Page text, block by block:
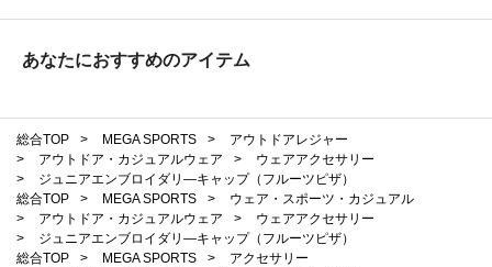
あなたにおすすめのアイテム
総合TOP > MEGA SPORTS >
アウトドアレジャー
>
アウトドア・カジュアルウェア >
ウェアアクセサリー
>
ジュニアエンブロイダリ―キャップ（フルーツピザ）
総合TOP
> MEGA SPORTS >
ウェア・スポーツ・カジュアル
>
アウトドア・カジュアルウェア >
ウェアアクセサリー
>
ジュニアエンブロイダリ―キャップ（フルーツピザ）
総合TOP
> MEGA SPORTS >
アクセサリー